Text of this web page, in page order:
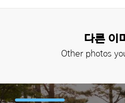
다른 이
Other photos